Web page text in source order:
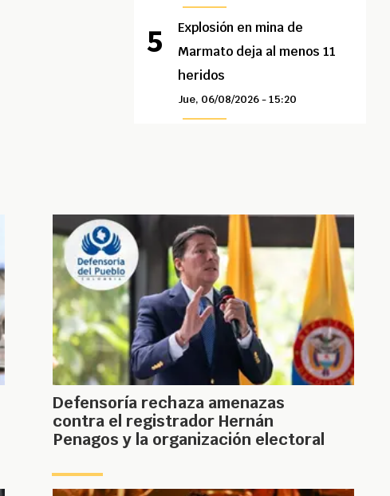
Explosión en mina de
Marmato deja al menos 11
heridos
Jue, 06/08/2026 - 15:20
Defensoría rechaza amenazas
contra el registrador Hernán
Penagos y la organización electoral